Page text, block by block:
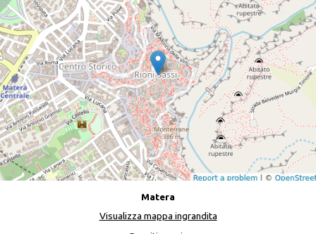
Matera
Visualizza mappa ingrandita